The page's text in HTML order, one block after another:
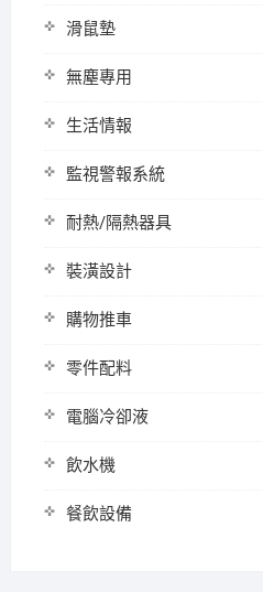
滑鼠墊
無塵專用
生活情報
監視警報系統
耐熱/隔熱器具
裝潢設計
購物推車
零件配料
電腦冷卻液
飲水機
餐飲設備